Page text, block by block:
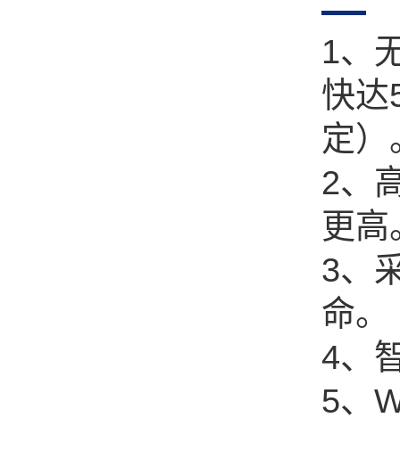
1、
快达
定）
2、
更高
3、
命。
4、
5、